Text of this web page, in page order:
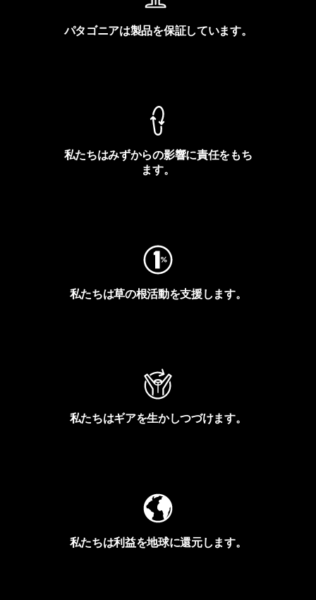
パタゴニアは製品を保証しています。
私たちはみずからの影響に責任をもち
ます。
私たちは草の根活動を支援します。
私たちはギアを生かしつづけます。
私たちは利益を地球に還元します。